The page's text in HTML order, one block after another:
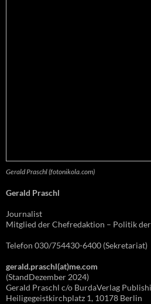
Gerald Praschl (fotonikola.com)
Gerald Praschl
Journalist
Mitglied der Chefredaktion – Politik
Telefon 030/754430-6400 (Sekretariat)
gerald.praschl(at)me.com
(StandDezember 2024)
Gerald Praschl c/o BurdaVerlag
Heiligegeistkirchplatz 1, 10178 Berlin